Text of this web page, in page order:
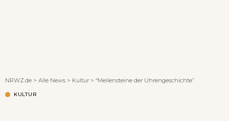
NRWZ.de > Alle News > Kultur > “Meilensteine der Uhrengeschichte”
KULTUR